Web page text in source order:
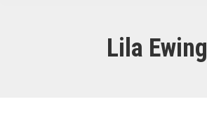
Lila Ewing